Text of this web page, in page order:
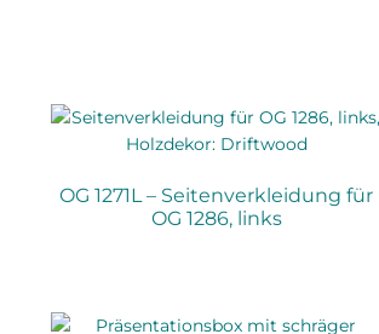
OG 1271L – Seitenverkleidung für
OG 1286, links